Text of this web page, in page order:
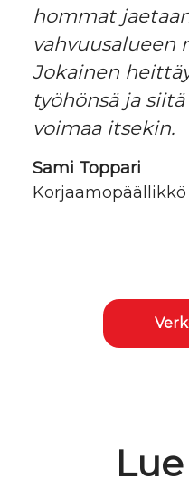
hommat
vahvuusalueen
Jokainen
työhönsä ja
voimaa itsekin.
Sami Toppari
Korjaamopäällikkö